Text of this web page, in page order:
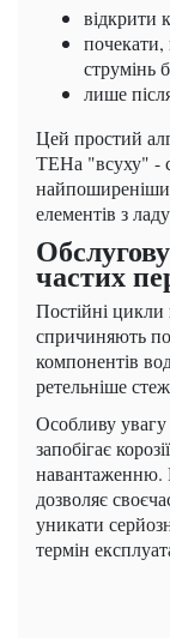
відкрити
почекати,
струмінь
лише
Цей простий
ТЕНа "всуху" -
елементів з
частих
Постійні цикли
спричиняють
компонентів
ретельніше
Особливу увагу
запобігає
навантаженню.
дозволяє
уникати
термін